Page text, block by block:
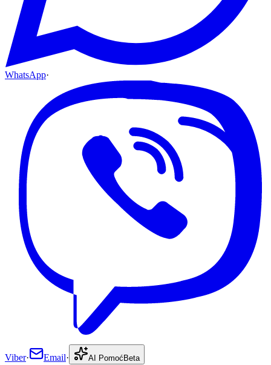
WhatsApp·
Viber· Email· AI Pomoć Beta